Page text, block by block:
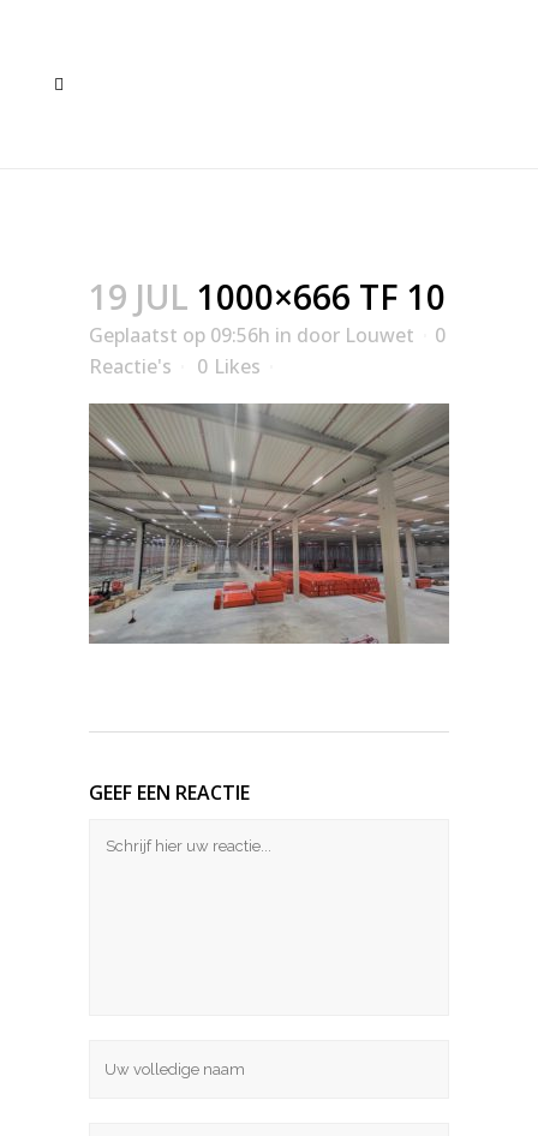
19 JUL 1000×666 TF 10
Geplaatst op 09:56h in door Louwet
0
Reactie's
0 Likes
GEEF EEN REACTIE